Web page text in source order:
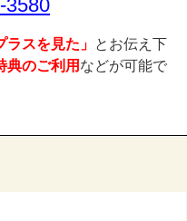
3580
ラスを見た」 とお伝え下
典のご利用 などが可能で